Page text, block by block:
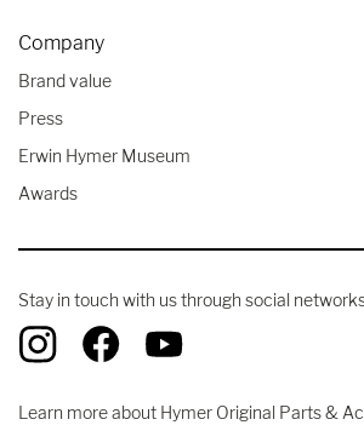
Company
Brand value
Press
Erwin Hymer Museum
Awards
Stay in touch with us through social
Learn more about Hymer Original Parts &